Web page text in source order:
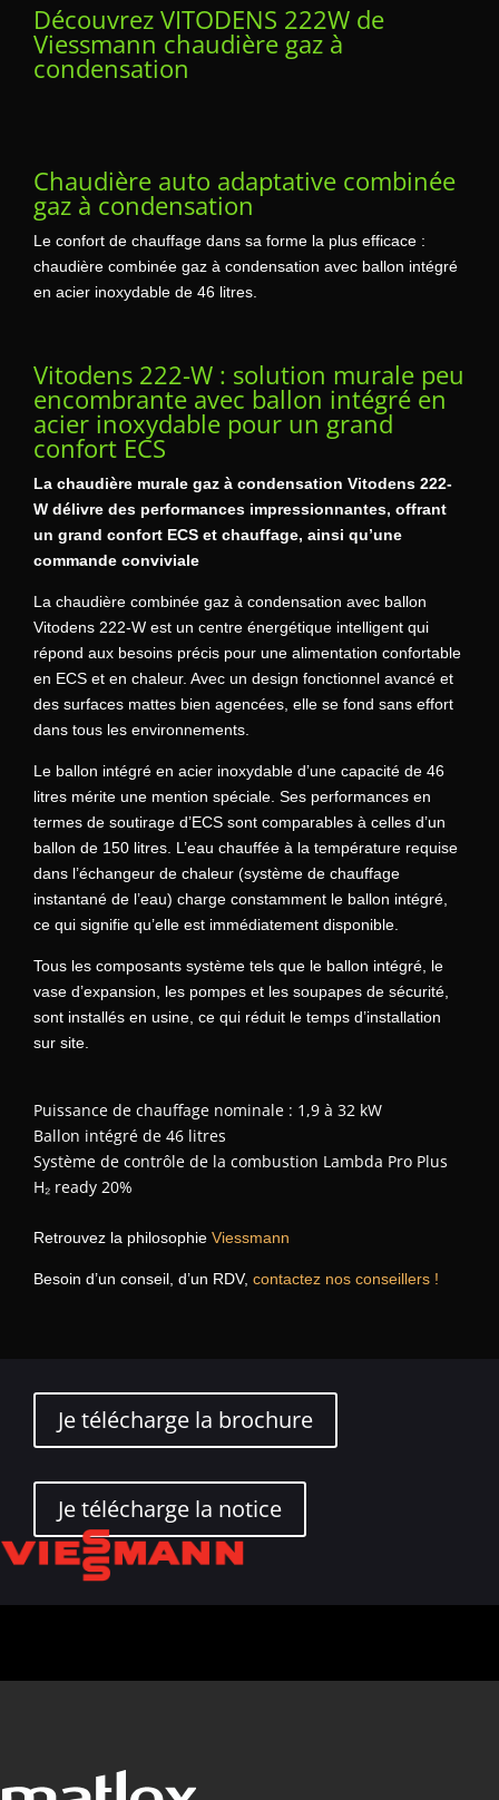
Découvrez VITODENS 222W de
Viessmann chaudière gaz à
condensation
Chaudière auto adaptative combinée
gaz à condensation
Le confort de chauffage dans sa forme la plus efficace :
chaudière combinée gaz à condensation avec ballon intégré
en acier inoxydable de 46 litres.
Vitodens 222-W : solution murale peu
encombrante avec ballon intégré en
acier inoxydable pour un grand
confort ECS
La chaudière murale gaz à condensation Vitodens 222-
W délivre des performances impressionnantes, offrant
un grand confort ECS et chauffage, ainsi qu’une
commande conviviale
La chaudière combinée gaz à condensation avec ballon
Vitodens 222-W est un centre énergétique intelligent qui
répond aux besoins précis pour une alimentation confortable
en ECS et en chaleur. Avec un design fonctionnel avancé et
des surfaces mattes bien agencées, elle se fond sans effort
dans tous les environnements.
Le ballon intégré en acier inoxydable d’une capacité de 46
litres mérite une mention spéciale. Ses performances en
termes de soutirage d’ECS sont comparables à celles d’un
ballon de 150 litres. L’eau chauffée à la température requise
dans l’échangeur de chaleur (système de chauffage
instantané de l’eau) charge constamment le ballon intégré,
ce qui signifie qu’elle est immédiatement disponible.
Tous les composants système tels que le ballon intégré, le
vase d’expansion, les pompes et les soupapes de sécurité,
sont installés en usine, ce qui réduit le temps d’installation
sur site.
Puissance de chauffage nominale : 1,9 à 32 kW
Ballon intégré de 46 litres
Système de contrôle de la combustion Lambda Pro Plus
H₂ ready 20%
Retrouvez la philosophie Viessmann
Besoin d’un conseil, d’un RDV, contactez nos conseillers !
Je télécharge la brochure
Je télécharge la notice